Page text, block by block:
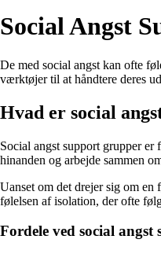
Social Angst
De med social angst kan ofte
værktøjer til at håndtere deres
Hvad er social
Social angst support grupper
hinanden og arbejde sammen
Uanset om det drejer sig om
følelsen af isolation, der ofte
Fordele ved social